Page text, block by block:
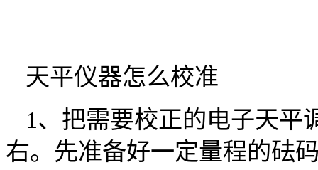
天平仪器怎么校准
1、把需要校正的电子天平
右。先准备好一定量程的砝